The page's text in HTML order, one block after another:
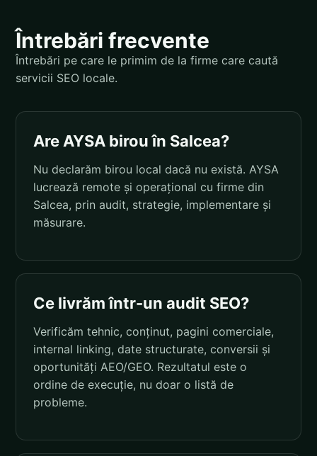
Întrebări frecvente
Întrebări pe care le primim de la firme care caută
servicii SEO locale.
Are AYSA birou în Salcea?
Nu declarăm birou local dacă nu există. AYSA
lucrează remote și operațional cu firme din
Salcea, prin audit, strategie, implementare și
măsurare.
Ce livrăm într-un audit SEO?
Verificăm tehnic, conținut, pagini comerciale,
internal linking, date structurate, conversii și
oportunități AEO/GEO. Rezultatul este o
ordine de execuție, nu doar o listă de
probleme.